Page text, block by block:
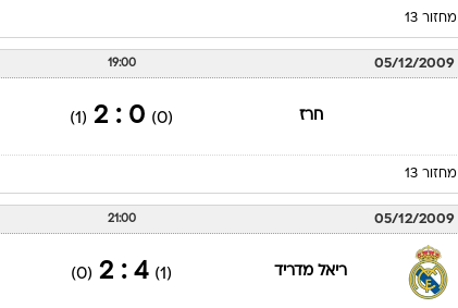
מחזור 13
05/12/2009
19:00
חרז (0)
0 : 2
(1)
מחזור 13
05/12/2009
21:00
ריאל מדריד (1)
4 : 2
(0)